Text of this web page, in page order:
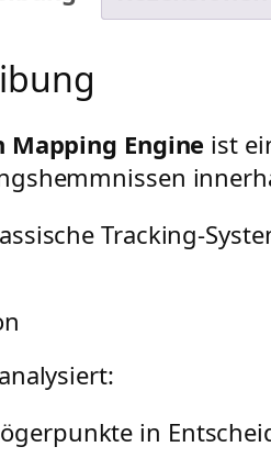
Mapping Engine ist
Tracking-
in